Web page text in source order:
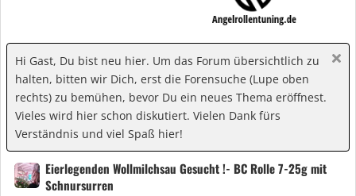
Hi Gast, Du bist neu hier. Um das Forum übersichtlich zu
halten, bitten wir Dich, erst die Forensuche (Lupe oben
rechts) zu bemühen, bevor Du ein neues Thema eröffnest.
Vieles wird hier schon diskutiert. Vielen Dank fürs
Verständnis und viel Spaß hier!
Eierlegenden Wollmilchsau Gesucht !- BC Rolle 7-25g mit
Schnursurren